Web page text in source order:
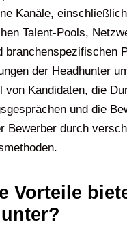
Kanäle,
Talent-Pools,
branchenspezifischen
der Headhunter
von Kandidaten, die
und die
Bewerber durch
Vorteile